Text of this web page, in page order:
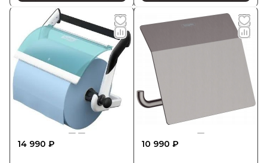
14 990 ₽ 10 990 ₽